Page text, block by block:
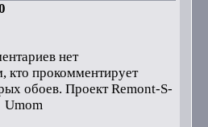
нет
кто прокомментирует
обоев. Проект Remont-S-
Umom